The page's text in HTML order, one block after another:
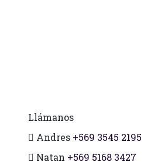
Llámanos
Andres +569 3545 2195
Natan +569 5168 3427